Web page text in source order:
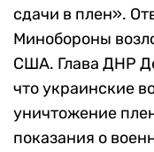
сдачи в плен».
Минобороны
США. Глава ДНР
что украинские
уничтожение
показания о